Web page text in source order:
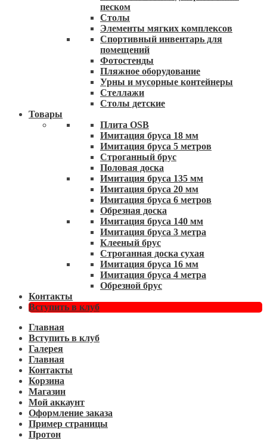
песком
Столы
Элементы мягких комплексов
Спортивный инвентарь для
помещений
Фотостенды
Пляжное оборудование
Урны и мусорные контейнеры
Стеллажи
Столы детские
Товары
Плита OSB
Имитация бруса 18 мм
Имитация бруса 5 метров
Строганный брус
Половая доска
Имитация бруса 135 мм
Имитация бруса 20 мм
Имитация бруса 6 метров
Обрезная доска
Имитация бруса 140 мм
Имитация бруса 3 метра
Клееный брус
Строганная доска сухая
Имитация бруса 16 мм
Имитация бруса 4 метра
Обрезной брус
Контакты
Вступить в клуб
Главная
Вступить в клуб
Галерея
Главная
Контакты
Корзина
Магазин
Мой аккаунт
Оформление заказа
Пример страницы
Протон